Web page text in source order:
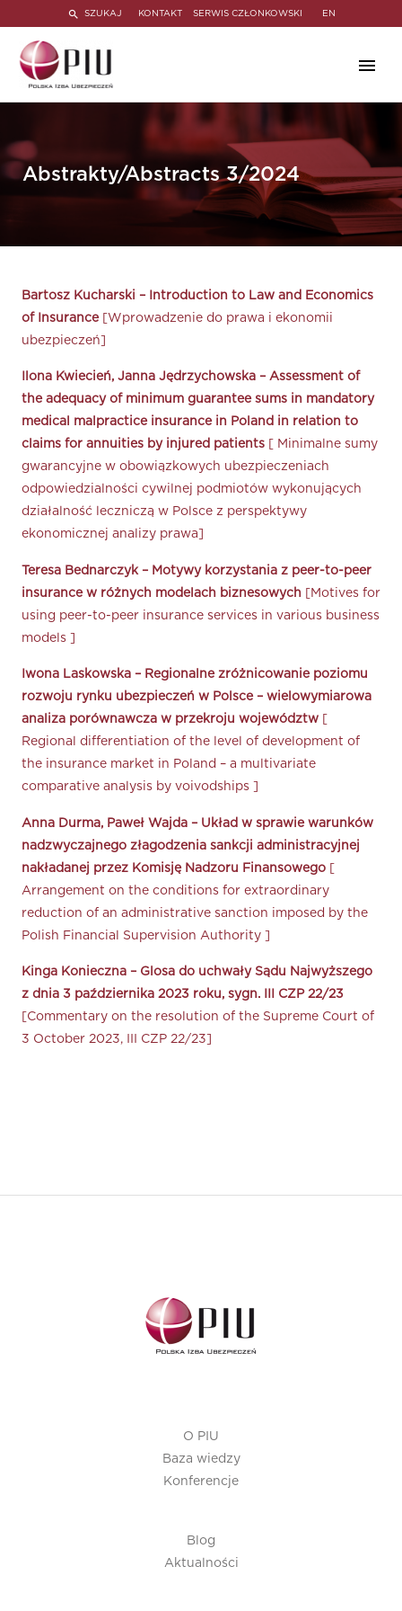
SZUKAJ KONTAKT SERWIS CZŁONKOWSKI EN
Abstrakty/Abstracts 3/2024
Bartosz Kucharski – Introduction to Law and Economics
of Insurance[Wprowadzenie do prawa i ekonomii
ubezpieczeń]
Ilona Kwiecień, Janna Jędrzychowska – Assessment of
the adequacy of minimum guarantee sums in mandatory
medical malpractice insurance in Poland in relation to
claims for annuities by injured patients [ Minimalne sumy
gwarancyjne w obowiązkowych ubezpieczeniach
odpowiedzialności cywilnej podmiotów wykonujących
działalność leczniczą w Polsce z perspektywy
ekonomicznej analizy prawa]
Teresa Bednarczyk – Motywy korzystania z peer-to-peer
insurance w różnych modelach biznesowych [Motives for
using peer-to-peer insurance services in various business
models ]
Iwona Laskowska – Regionalne zróżnicowanie poziomu
rozwoju rynku ubezpieczeń w Polsce – wielowymiarowa
analiza porównawcza w przekroju województw
Regional differentiation of the level of development of
the insurance market in Poland – a multivariate
comparative analysis by voivodships ]
Anna Durma, Paweł Wajda – Układ w sprawie warunków
nadzwyczajnego złagodzenia sankcji administracyjnej
nakładanej przez Komisję Nadzoru Finansowego [
Arrangement on the conditions for extraordinary
reduction of an administrative sanction imposed by the
Polish Financial Supervision Authority ]
Kinga Konieczna – Glosa do uchwały Sądu Najwyższego
z dnia 3 października 2023 roku, sygn. III CZP 22/23
[Commentary on the resolution of the Supreme Court of
3 October 2023, III CZP 22/23]
O PIU
Baza wiedzy
Konferencje
Blog
Aktualności